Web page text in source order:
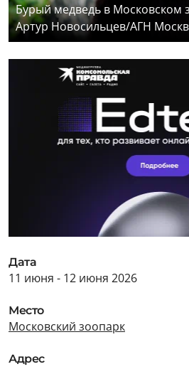
Бурый медведь в Московском
Артур Новосильцев/АГН
Дата
11 июня - 12 июня 2026
Место
Московский зоопарк
Адрес